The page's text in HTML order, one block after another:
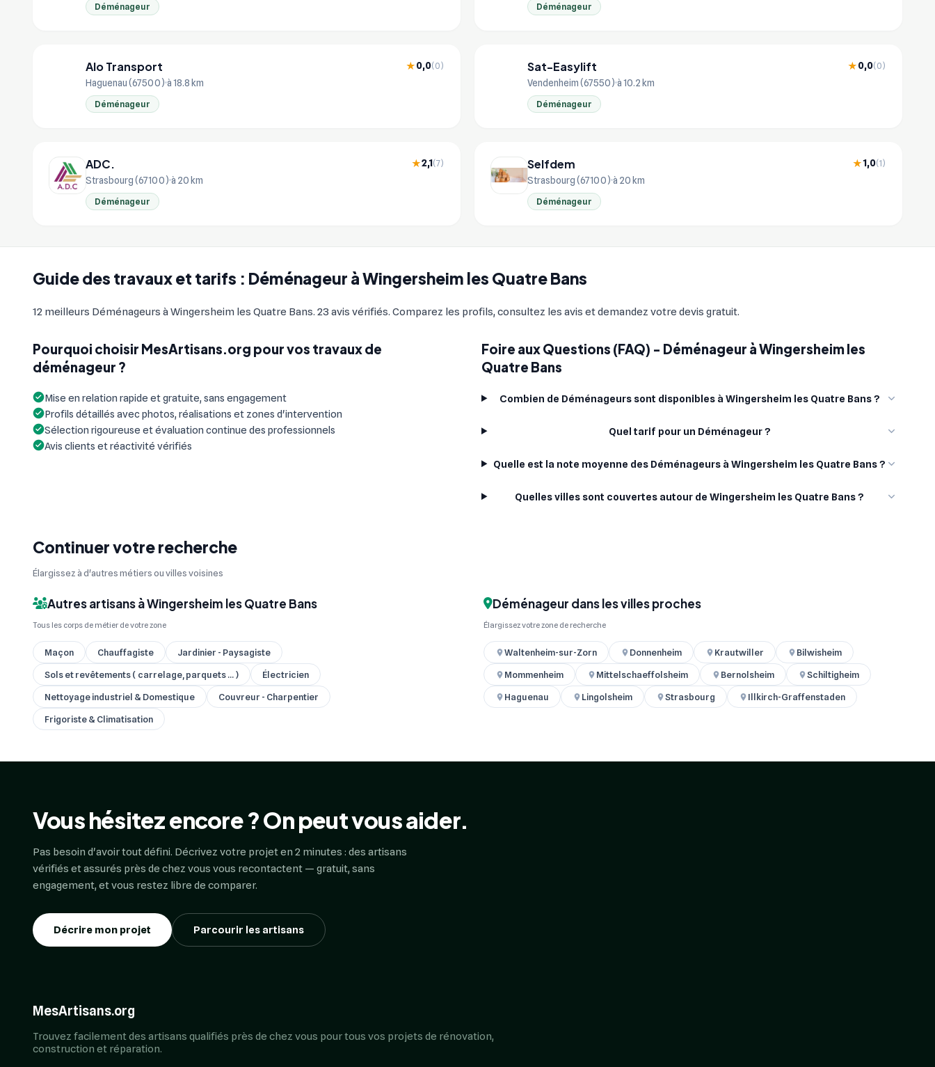
Guide des travaux et tarifs : Déménageur à Wingersheim les Quatre Bans
12 meilleurs Déménageurs à Wingersheim les Quatre Bans. 23 avis vérifiés. Comparez les profils, consultez les avis et demandez votre devis gratuit.
Pourquoi choisir MesArtisans.org pour vos travaux de
déménageur ?
Mise en relation rapide et gratuite, sans engagement
Profils détaillés avec photos, réalisations et zones d'intervention
Sélection rigoureuse et évaluation continue des professionnels
Avis clients et réactivité vérifiés
Foire aux Questions (FAQ) - Déménageur à Wingersheim les
Quatre Bans
Combien de Déménageurs sont disponibles à Wingersheim les Quatre Bans ?
Quel tarif pour un Déménageur ?
Quelle est la note moyenne des Déménageurs à Wingersheim les Quatre Bans ?
Quelles villes sont couvertes autour de Wingersheim les Quatre Bans ?
Continuer votre recherche
Élargissez à d'autres métiers ou villes voisines
Autres artisans à Wingersheim les Quatre Bans
Tous les corps de métier de votre zone
Maçon Chauffagiste
Jardinier - Paysagiste
Sols et revêtements ( carrelage, parquets ... )
Électricien
Nettoyage industriel & Domestique
Couvreur - Charpentier
Frigoriste & Climatisation
Déménageur dans les villes proches
Élargissez votre zone de recherche
Waltenheim-sur-Zorn Donnenheim Krautwiller
Bilwisheim
Mommenheim
Mittelschaeffolsheim Bernolsheim
Schiltigheim
Haguenau
Lingolsheim Strasbourg Illkirch-Graffenstaden
Déménageur Déménageur
Alo Transport ★0,0(0)
Haguenau (67500) à 18.8 km
Déménageur
Sat-Easylift ★0,0(0)
Vendenheim (67550) à 10.2 km
Déménageur
ADC. ★2,1(7)
Strasbourg (67100) à 20 km
Déménageur
Selfdem ★1,0(1)
Strasbourg (67100) à 20 km
Déménageur
Vous hésitez encore ? On peut vous aider.
Pas besoin d'avoir tout défini. Décrivez votre projet en 2 minutes : des artisans
vérifiés et assurés près de chez vous vous recontactent — gratuit, sans
engagement, et vous restez libre de comparer.
Décrire mon projet Parcourir les artisans
MesArtisans.org
Trouvez facilement des artisans qualifiés près de chez vous pour tous vos projets de rénovation,
construction et réparation.